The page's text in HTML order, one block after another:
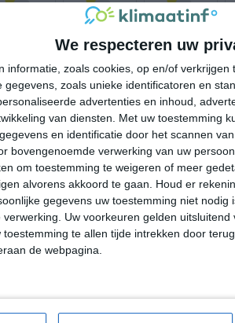
We respecteren uw
informatie, zoals cookies, op en/of
gegevens, zoals unieke identificatoren en
advertenties en inhoud,
van diensten.
Met uw toestemming
en identificatie door het scannen
bovengenoemde verwerking van uw
om toestemming te weigeren of meer
alvorens akkoord te gaan.
Houd er
gegevens uw toestemming niet
Uw voorkeuren gelden
te allen tijde intrekken door
de webpagina.
14°C 20°C 28°C
07:00 10:00 13:00
07:00 10:00 13:00
N 1 NNO 1 N 2